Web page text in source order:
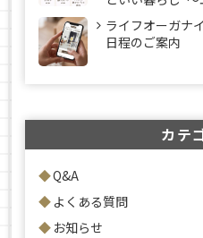
ライフオーガナ
日程のご案内
カテ
Q&A
よくある質問
お知らせ